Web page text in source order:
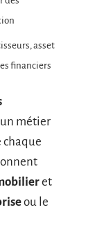
asset
financiers
un métier
chaque
et
ou le